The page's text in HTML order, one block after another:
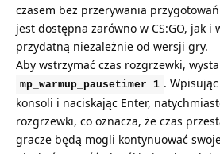
czasem bez przerywania
jest dostępna zarówno w CS:GO, jak i
przydatną niezależnie od wersji gry.
Aby wstrzymać czas rozgrzewki,
mp_warmup_pausetimer 1 .
konsoli i naciskając Enter,
rozgrzewki, co oznacza, że czas
gracze będą mogli kontynuować